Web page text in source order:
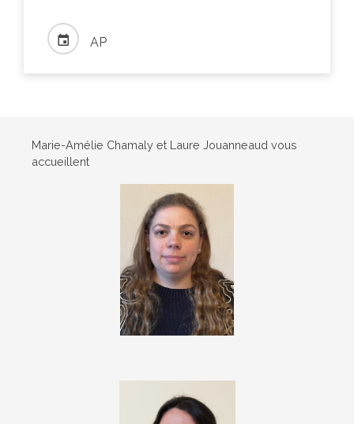
AP
Marie-Amélie Chamaly et Laure Jouanneaud vous
accueillent